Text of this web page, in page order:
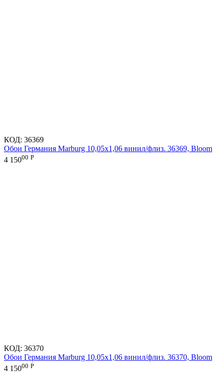
КОД: 36369
Обои Германия Marburg 10,05x1,06 винил/флиз. 36369, Bloom
4 15000 Р
КОД: 36370
Обои Германия Marburg 10,05x1,06 винил/флиз. 36370, Bloom
4 15000 Р